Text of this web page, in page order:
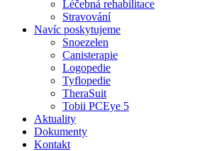
Léčebná rehabilitace
Stravování
Navíc poskytujeme
Snoezelen
Canisterapie
Logopedie
Tyflopedie
TheraSuit
Tobii PCEye 5
Aktuality
Dokumenty
Kontakt